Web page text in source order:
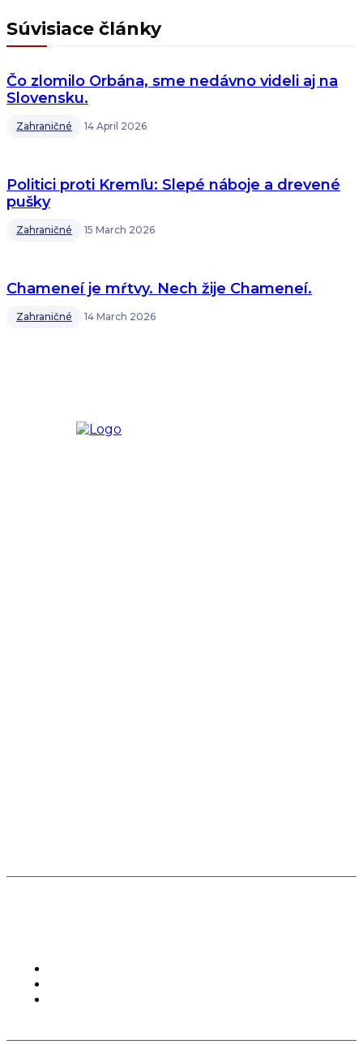
Súvisiace články
Čo zlomilo Orbána, sme nedávno videli aj na
Slovensku.
Zahraničné 14 April 2026
Politici proti Kremľu: Slepé náboje a drevené
pušky
Zahraničné 15 March 2026
Chameneí je mŕtvy. Nech žije Chameneí.
Zahraničné 14 March 2026